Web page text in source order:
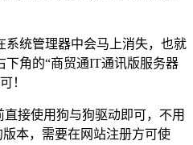
系统管理器中会马上消失，也就
下角的“商贸通IT通讯版服务器
！
直接使用狗与狗驱动即可，不用
本，需要在网站注册方可使